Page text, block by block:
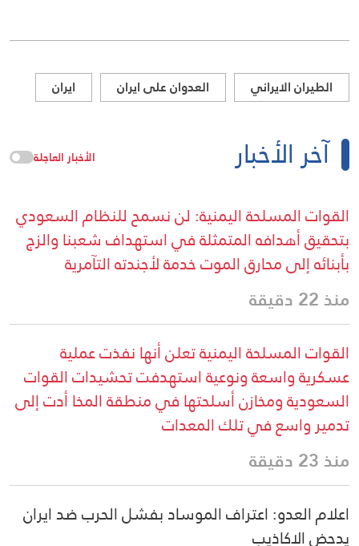
الطيران الايراني العدوان على ايران ايران
آخر الأخبار الأخبار العاجلة
القوات المسلحة اليمنية: لن نسمح للنظام السعودي
بتحقيق أهدافه المتمثلة في استهداف شعبنا والزج
بأبنائه إلى محارق الموت خدمة لأجندته التآمرية
منذ 22 دقيقة
القوات المسلحة اليمنية تعلن أنها نفذت عملية
عسكرية واسعة ونوعية استهدفت تحشيدات القوات
السعودية ومخازن أسلحتها في منطقة المخا أدت إلى
تدمير واسع في تلك المعدات
منذ 23 دقيقة
اعلام العدو: اعتراف الموساد بفشل الحرب ضد ايران
يدحض الاكاذيب